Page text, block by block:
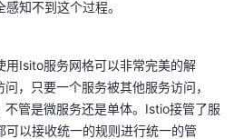
知不到这个过程。
用Isito服务网格可以非常完美的解
，只要一个服务被其他服务访问，
管是微服务还是单体。Istio接管了服
可以接收统一的规则进行统一的管